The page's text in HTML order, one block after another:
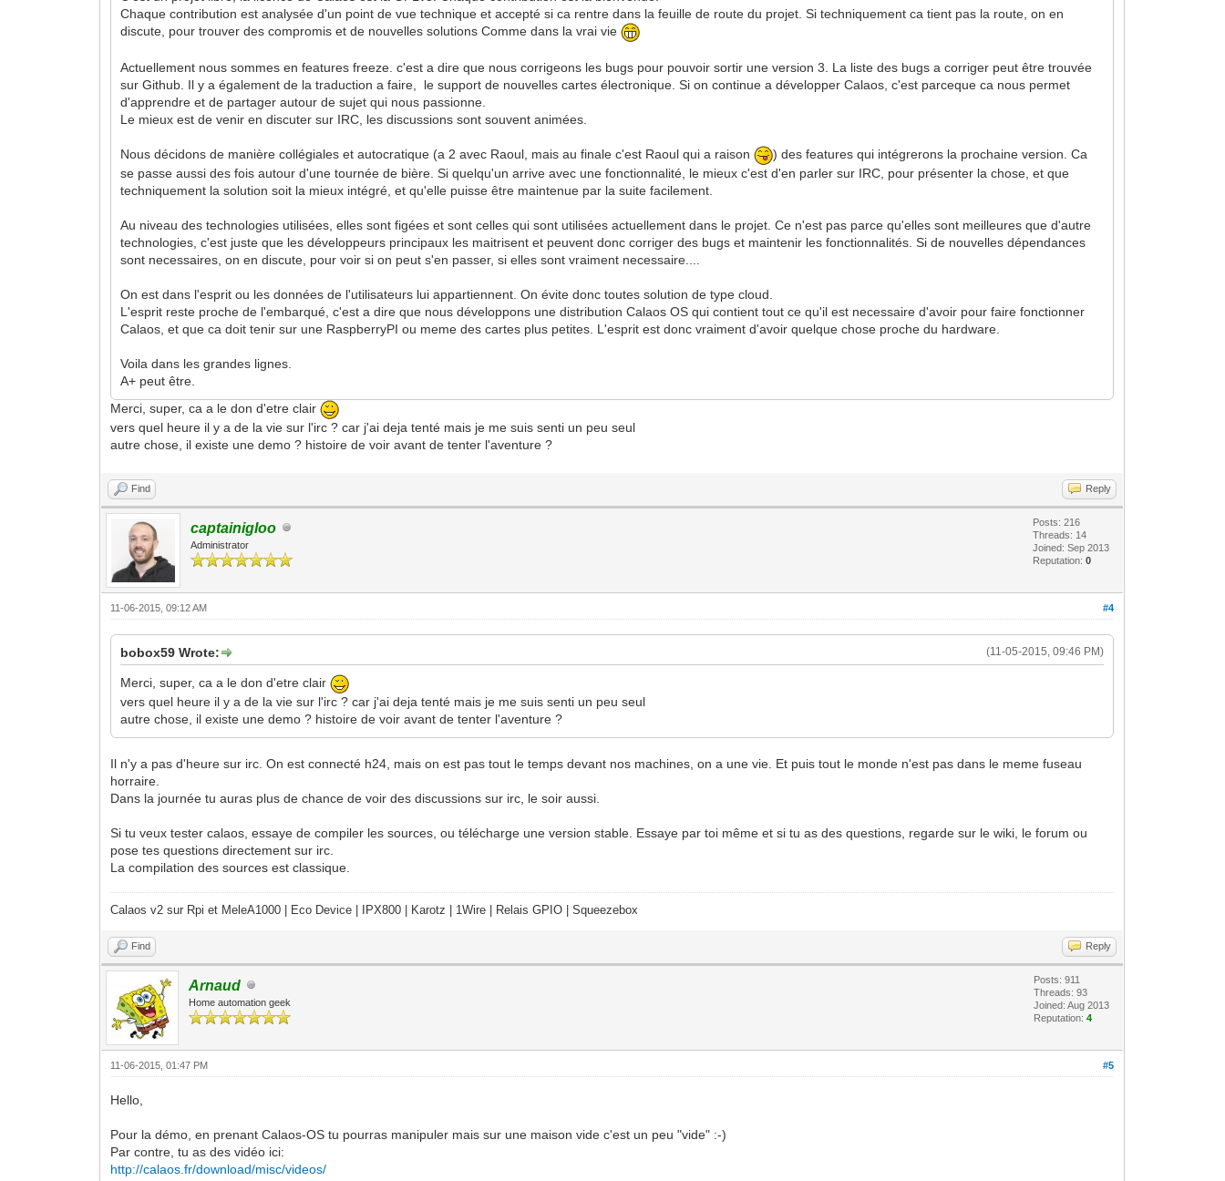
Chaque contribution est analysée d'un point de vue technique et accepté si ca rentre dans la feuille de route du projet. Si techniquement ca tient pas la route, on en
discute, pour trouver des compromis et de nouvelles solutions Comme dans la vrai vie
Actuellement nous sommes en features freeze. c'est a dire que nous corrigeons les bugs pour pouvoir sortir une version 3. La liste des bugs a corriger peut être trouvée
sur Github. Il y a également de la traduction a faire, le support de nouvelles cartes électronique. Si on continue a développer Calaos, c'est parceque ca nous permet
d'apprendre et de partager autour de sujet qui nous passionne.
Le mieux est de venir en discuter sur IRC, les discussions sont souvent animées.
Nous décidons de manière collégiales et autocratique (a 2 avec Raoul, mais au finale c'est Raoul qui a raison
) des features qui intégrerons la prochaine version. Ca
se passe aussi des fois autour d'une tournée de bière. Si quelqu'un arrive avec une fonctionnalité, le mieux c'est d'en parler sur IRC, pour présenter la chose, et que
techniquement la solution soit la mieux intégré, et qu'elle puisse être maintenue par la suite facilement.
Au niveau des technologies utilisées, elles sont figées et sont celles qui sont utilisées actuellement dans le projet. Ce n'est pas parce qu'elles sont meilleures que d'autre
technologies, c'est juste que les développeurs principaux les maitrisent et peuvent donc corriger des bugs et maintenir les fonctionnalités. Si de nouvelles dépendances
sont necessaires, on en discute, pour voir si on peut s'en passer, si elles sont vraiment necessaire....
On est dans l'esprit ou les données de l'utilisateurs lui appartiennent. On évite donc toutes solution de type cloud.
L'esprit reste proche de l'embarqué, c'est a dire que nous développons une distribution Calaos OS qui contient tout ce qu'il est necessaire d'avoir pour faire fonctionner
Calaos, et que ca doit tenir sur une RaspberryPI ou meme des cartes plus petites. L'esprit est donc vraiment d'avoir quelque chose proche du hardware.
Voila dans les grandes lignes.
A+ peut être.
Merci, super, ca a le don d'etre clair
vers quel heure il y a de la vie sur l'irc ? car j'ai deja tenté mais je me suis senti un peu seul
autre chose, il existe une demo ? histoire de voir avant de tenter l'aventure ?
Find Reply
captainigloo
Administrator
Posts: 216
Threads: 14
Joined: Sep 2013
Reputation:0
#4
11-06-2015, 09:12 AM
(11-05-2015, 09:46 PM)
bobox59 Wrote:
Merci, super, ca a le don d'etre clair
vers quel heure il y a de la vie sur l'irc ? car j'ai deja tenté mais je me suis senti un peu seul
autre chose, il existe une demo ? histoire de voir avant de tenter l'aventure ?
Il n'y a pas d'heure sur irc. On est connecté h24, mais on est pas tout le temps devant nos machines, on a une vie. Et puis tout le monde n'est pas dans le meme fuseau
horraire.
Dans la journée tu auras plus de chance de voir des discussions sur irc, le soir aussi.
Si tu veux tester calaos, essaye de compiler les sources, ou télécharge une version stable. Essaye par toi même et si tu as des questions, regarde sur le wiki, le forum ou
pose tes questions directement sur irc.
La compilation des sources est classique.
Calaos v2 sur Rpi et MeleA1000 | Eco Device | IPX800 | Karotz | 1Wire | Relais GPIO | Squeezebox
Find Reply
Arnaud
Home automation geek
Posts: 911
Threads: 93
Joined: Aug 2013
Reputation:4
#5
11-06-2015, 01:47 PM
Hello,
Pour la démo, en prenant Calaos-OS tu pourras manipuler mais sur une maison vide c'est un peu "vide" :-)
Par contre, tu as des vidéo ici:
http://calaos.fr/download/misc/videos/